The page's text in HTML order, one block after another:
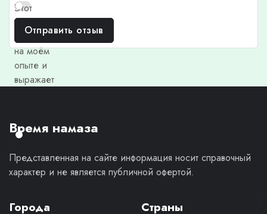
Этот
отзыв
основан
на моём
опыте и
выражает
мнение.
Отправить отзыв
Время намаза
Представленная на сайте информация носит справочный
характер и не является публичной офертой.
Города Страны